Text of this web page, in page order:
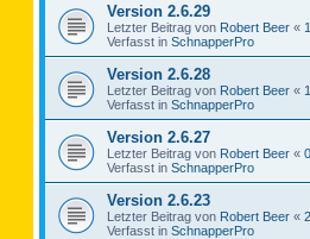
Version 2.6.29
Letzter Beitrag von Robert Beer «
Verfasst in SchnapperPro
Version 2.6.28
Letzter Beitrag von Robert Beer «
Verfasst in SchnapperPro
Version 2.6.27
Letzter Beitrag von Robert Beer «
Verfasst in SchnapperPro
Version 2.6.23
Letzter Beitrag von Robert Beer «
Verfasst in SchnapperPro